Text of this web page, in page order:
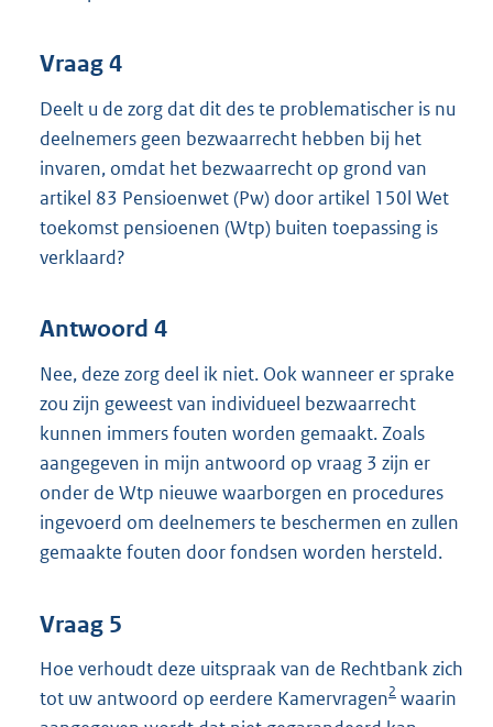
Vraag 4
Deelt u de zorg dat dit des te problematischer is nu
deelnemers geen bezwaarrecht hebben bij het
invaren, omdat het bezwaarrecht op grond van
artikel 83 Pensioenwet (Pw) door artikel 150l Wet
toekomst pensioenen (Wtp) buiten toepassing is
verklaard?
Antwoord 4
Nee, deze zorg deel ik niet. Ook wanneer er sprake
zou zijn geweest van individueel bezwaarrecht
kunnen immers fouten worden gemaakt. Zoals
aangegeven in mijn antwoord op vraag 3 zijn er
onder de Wtp nieuwe waarborgen en procedures
ingevoerd om deelnemers te beschermen en zullen
gemaakte fouten door fondsen worden hersteld.
Vraag 5
Hoe verhoudt deze uitspraak van de Rechtbank zich
tot uw antwoord op eerdere Kamervragen2 waarin